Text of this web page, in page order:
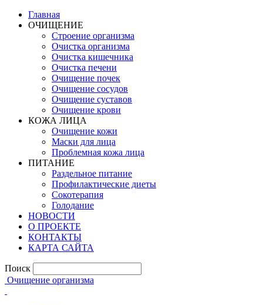
Главная
ОЧИЩЕНИЕ
Строение организма
Очистка организма
Очистка кишечника
Очистка печени
Очищение почек
Очищение сосудов
Очищение суставов
Очищение крови
КОЖА ЛИЦА
Очищение кожи
Маски для лица
Проблемная кожа лица
ПИТАНИЕ
Раздельное питание
Профилактические диеты
Сокотерапия
Голодание
НОВОСТИ
О ПРОЕКТЕ
КОНТАКТЫ
КАРТА САЙТА
Поиск
Очищение организма